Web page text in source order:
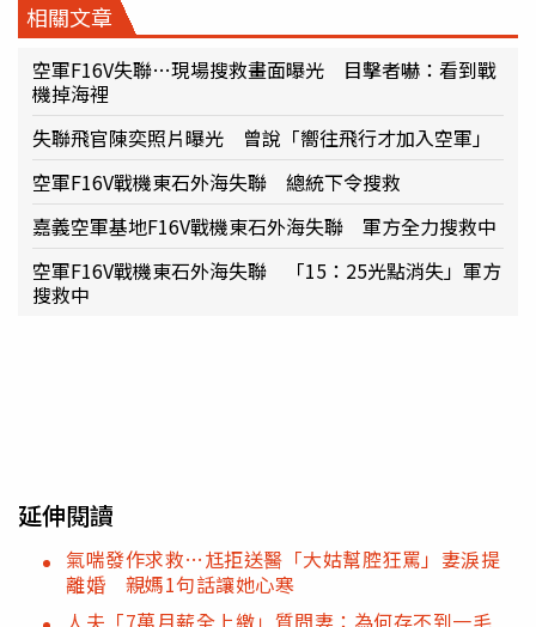
相關文章
空軍F16V失聯…現場搜救畫面曝光 目擊者嚇：看到戰
機掉海裡
失聯飛官陳奕照片曝光 曾說「嚮往飛行才加入空軍」
空軍F16V戰機東石外海失聯 總統下令搜救
嘉義空軍基地F16V戰機東石外海失聯 軍方全力搜救中
空軍F16V戰機東石外海失聯 「15：25光點消失」軍方
搜救中
延伸閱讀
氣喘發作求救…尪拒送醫「大姑幫腔狂罵」妻淚提
離婚 親媽1句話讓她心寒